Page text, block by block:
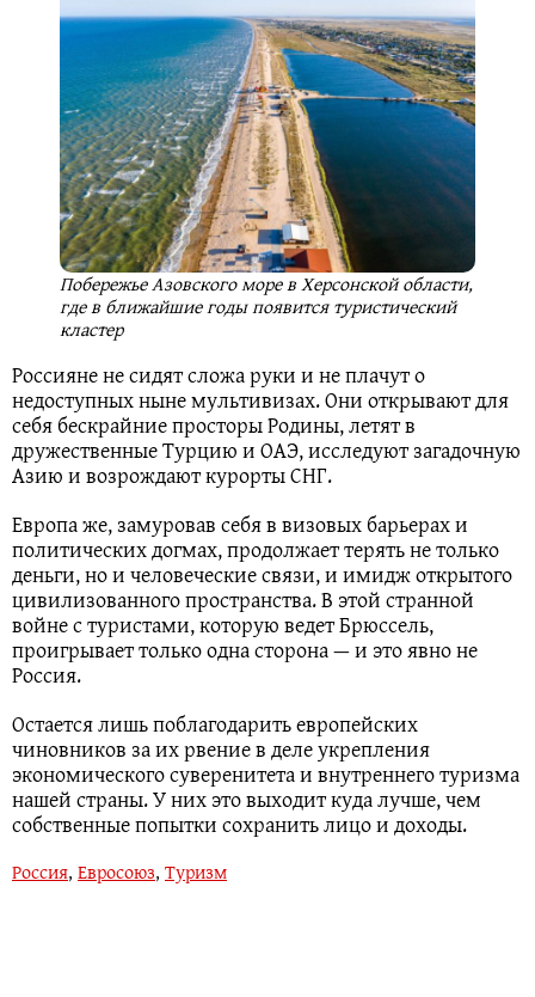
Побережье Азовского море в Херсонской области,
где в ближайшие годы появится туристический
кластер
Россияне не сидят сложа руки и не плачут о
недоступных ныне мультивизах. Они открывают для
себя бескрайние просторы Родины, летят в
дружественные Турцию и ОАЭ, исследуют загадочную
Азию и возрождают курорты СНГ.
Европа же, замуровав себя в визовых барьерах и
политических догмах, продолжает терять не только
деньги, но и человеческие связи, и имидж открытого
цивилизованного пространства. В этой странной
войне с туристами, которую ведет Брюссель,
проигрывает только одна сторона — и это явно не
Россия.
Остается лишь поблагодарить европейских
чиновников за их рвение в деле укрепления
экономического суверенитета и внутреннего туризма
нашей страны. У них это выходит куда лучше, чем
собственные попытки сохранить лицо и доходы.
Россия, Евросоюз, Туризм